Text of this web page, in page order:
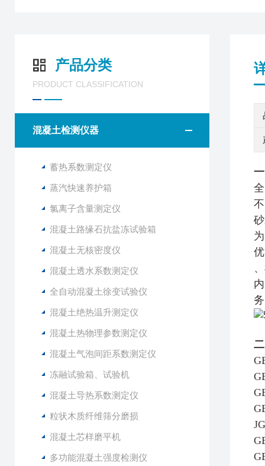
产品分类
PRODUCT CLASSIFICATION
混凝土检测仪器
蓄热系数测定仪
蒸汽快速养护箱
氯离子含量测定仪
混凝土路缘石抗盐冻试验箱
混凝土无核密度仪
混凝土透水系数测定仪
全自动混凝土徐变试验仪
混凝土绝热温升测定仪
混凝土热物理参数测定仪
混凝土气泡间距系数测定仪
冻融试验箱、试验机
混凝土导热系数测定仪
粒状木质纤维筛分磨损
混凝土芯样磨平机
多功能混凝土强度检测仪